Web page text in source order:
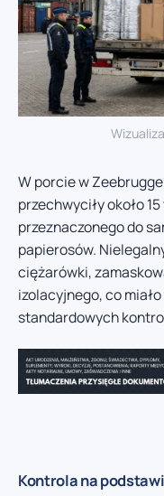
W porcie w
przechwyciły około
przeznaczonego do
papierosów.
ciężarówki,
izolacyjnego, co
standardowych
Kontrola na